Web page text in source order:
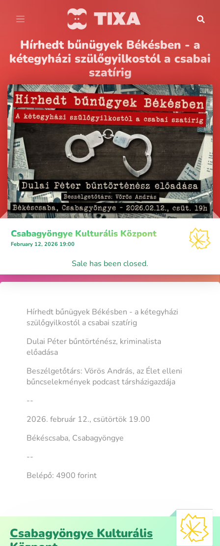
Hírhedt bűnügyek Békésben - a
kétegyházi szülőgyilkostól a csabai
szatírig
Csabagyöngye Kulturális Központ
February 12, 2026 19:00
Sale has been closed.
Hírhedt bűnügyek Békésben - a kétegyházi
szülőgyilkostól a csabai szatírig
Dulai Péter bűntörténész, kriminalista
előadása
Beszélgetőtárs: Vörös András, az Élet elleni
bűncselekmények podcast társházigazdája
--
2026. február 12., csütörtök 19.00
Békéscsaba, Csabagyöngye
--
Belépő: 4900 forint
Csabagyöngye Kulturális